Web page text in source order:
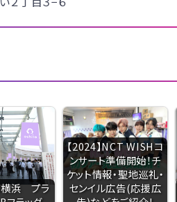
横浜 プラ
【2024】NCT WISHコ
ンサート準備開始！チ
ケット情報・聖地巡礼・
センイル広告(応援広